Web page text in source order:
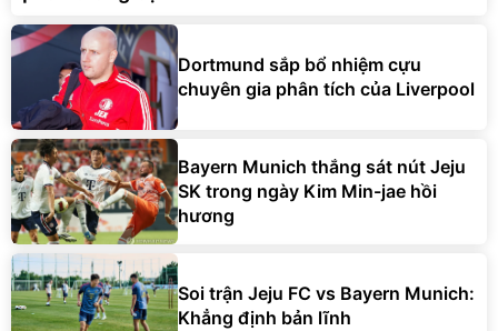
Dortmund sắp bổ nhiệm cựu
chuyên gia phân tích của Liverpool
Bayern Munich thắng sát nút Jeju
SK trong ngày Kim Min-jae hồi
hương
Soi trận Jeju FC vs Bayern Munich:
Khẳng định bản lĩnh